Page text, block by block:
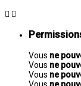
Vous ne
Vous ne
Vous ne
Vous ne